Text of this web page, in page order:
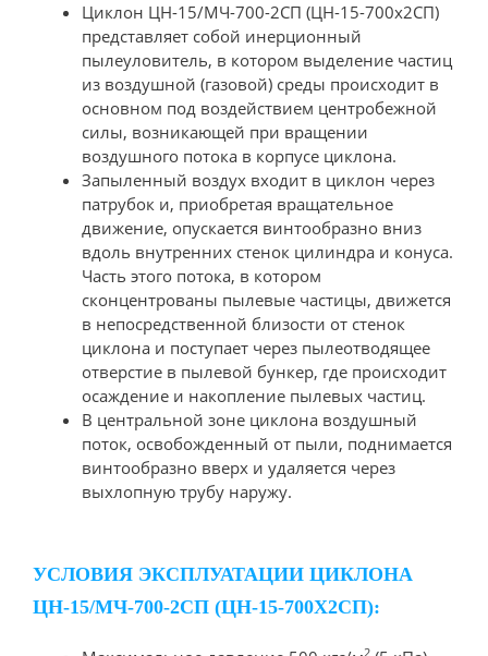
Циклон ЦН-15/МЧ-700-2СП (ЦН-15-700х2СП)
представляет собой инерционный
пылеуловитель, в котором выделение частиц
из воздушной (газовой) среды происходит в
основном под воздействием центробежной
силы, возникающей при вращении
воздушного потока в корпусе циклона.
Запыленный воздух входит в циклон через
патрубок и, приобретая вращательное
движение, опускается винтообразно вниз
вдоль внутренних стенок цилиндра и конуса.
Часть этого потока, в котором
сконцентрованы пылевые частицы, движется
в непосредственной близости от стенок
циклона и поступает через пылеотводящее
отверстие в пылевой бункер, где происходит
осаждение и накопление пылевых частиц.
В центральной зоне циклона воздушный
поток, освобожденный от пыли, поднимается
винтообразно вверх и удаляется через
выхлопную трубу наружу.
УСЛОВИЯ ЭКСПЛУАТАЦИИ ЦИКЛОНА
ЦН-15/МЧ-700-2СП (ЦН-15-700Х2СП):
2